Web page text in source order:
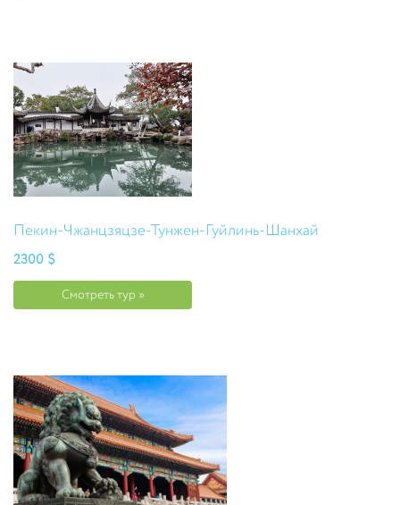
Пекин-Чжанцзяцзе-Тунжен-Гуйлинь-Шанхай
2300 $
Смотреть тур »